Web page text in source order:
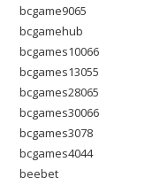
bcgame9065
bcgamehub
bcgames10066
bcgames13055
bcgames28065
bcgames30066
bcgames3078
bcgames4044
beebet